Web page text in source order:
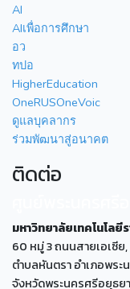
AI
AIเพื่อการศึกษา
อว
ทปอ
HigherEducation
OneRUSOneVoic
ดูแลบุคลากร
ร่วมพัฒนาสู่อนาคต
ติดต่อ
มหาวิทยาลัยเทคโนโล
60 หมู่ 3 ถนนสายเอเซีย,
ตำบลหันตรา อำเภอพร
จังหวัดพระนครศรีอยุธย